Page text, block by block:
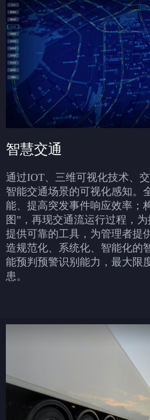
智慧交通
通过IOT、三维可视化技术、
智能交通场景的可视化感知。
能、提高突发事件响应效率；
图”，再现交通流运行过程，
提供可靠的工具，为管理者提
造规范化、系统化、智能化的
能预判预警识别能力，最大限
患。